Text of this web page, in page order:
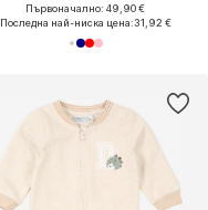
Първоначално: 49,90 €
Последна най-ниска цена:31,92 €